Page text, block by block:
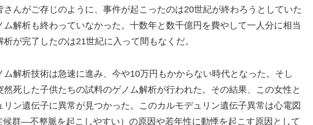
さんがご存じのように、事件が起こったのは20世紀が終わろうとしていた
ム解析も終わっていなかった。十数年と数千億円を費やして一人分に相当
が完了したのは21世紀に入って間もなくだ。
ム解析技術は急速に進み、今や10万円もかからない時代となった。そし
然死した子供たちの試料のゲノム解析が行われた。その結果、この女性と
リン遺伝子に異常が見つかった。このカルモデュリン遺伝子異常は心電図
候群―不整脈を起こしやすい）の原因や若年性に動悸を起こす原因として